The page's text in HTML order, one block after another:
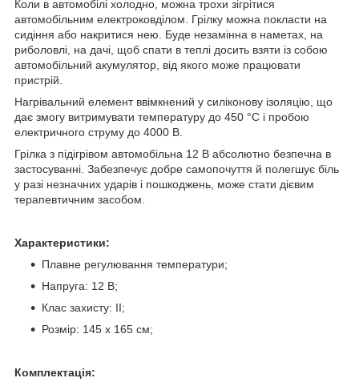
Коли в автомобілі холодно, можна трохи зігрітися
автомобільним електроковділом. Грілку можна покласти на
сидіння або накритися нею. Буде незамінна в наметах, на
риболовлі, на дачі, щоб спати в теплі досить взяти із собою
автомобільний акумулятор, від якого може працювати
пристрій.
Нагрівальний елемент ввімкнений у силіконову ізоляцію, що
дає змогу витримувати температуру до 450 °C і пробою
електричного струму до 4000 В.
Грілка з підігрівом автомобільна 12 В абсолютно безпечна в
застосуванні. Забезпечує добре самопочуття й полегшує біль
у разі незначних ударів і пошкоджень, може стати дієвим
терапевтичним засобом.
Характеристики:
Плавне регулювання температури;
Напруга: 12 В;
Клас захисту: II;
Розмір: 145 х 165 см;
Комплектація: